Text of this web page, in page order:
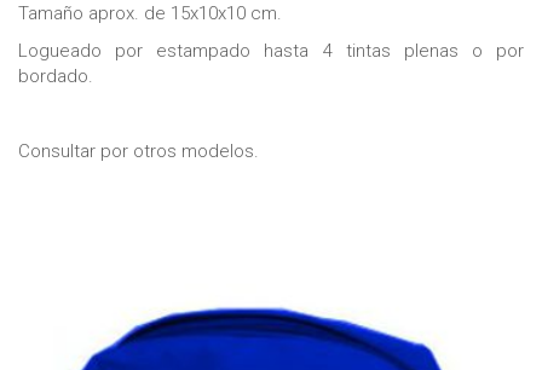
Tamaño aprox. de 15x10x10 cm.
Logueado por estampado hasta 4 tintas plenas o por
bordado.
Consultar por otros modelos.